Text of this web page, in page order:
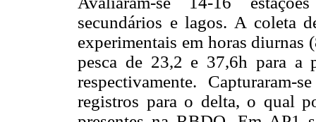
secundários e lagos. A coleta
experimentais em horas
pesca de 23,2 e 37,6h para a
respectivamente.
registros para o delta, o qual